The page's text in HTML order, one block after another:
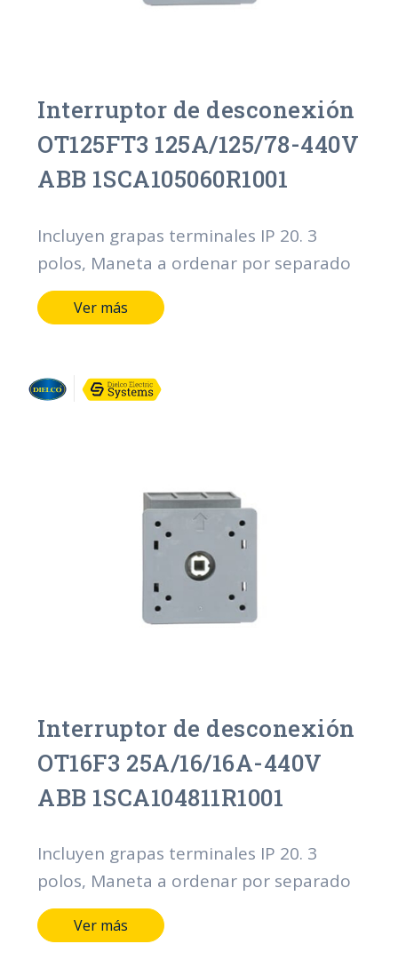
Interruptor de desconexión
OT125FT3 125A/125/78-440V
ABB 1SCA105060R1001
Incluyen grapas terminales IP 20. 3
polos, Maneta a ordenar por separado
Ver más
Interruptor de desconexión
OT16F3 25A/16/16A-440V
ABB 1SCA104811R1001
Incluyen grapas terminales IP 20. 3
polos, Maneta a ordenar por separado
Ver más